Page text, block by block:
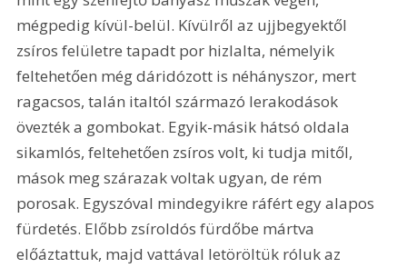
mégpedig kívül-belül. Kívülről az ujjbegyektől
zsíros felületre tapadt por hizlalta, némelyik
feltehetően még dáridózott is néhányszor, mert
ragacsos, talán italtól származó lerakodások
övezték a gombokat. Egyik-másik hátsó oldala
sikamlós, feltehetően zsíros volt, ki tudja mitől,
mások meg szárazak voltak ugyan, de rém
porosak. Egyszóval mindegyikre ráfért egy alapos
fürdetés. Előbb zsíroldós fürdőbe mártva
előáztattuk, majd vattával letöröltük róluk az